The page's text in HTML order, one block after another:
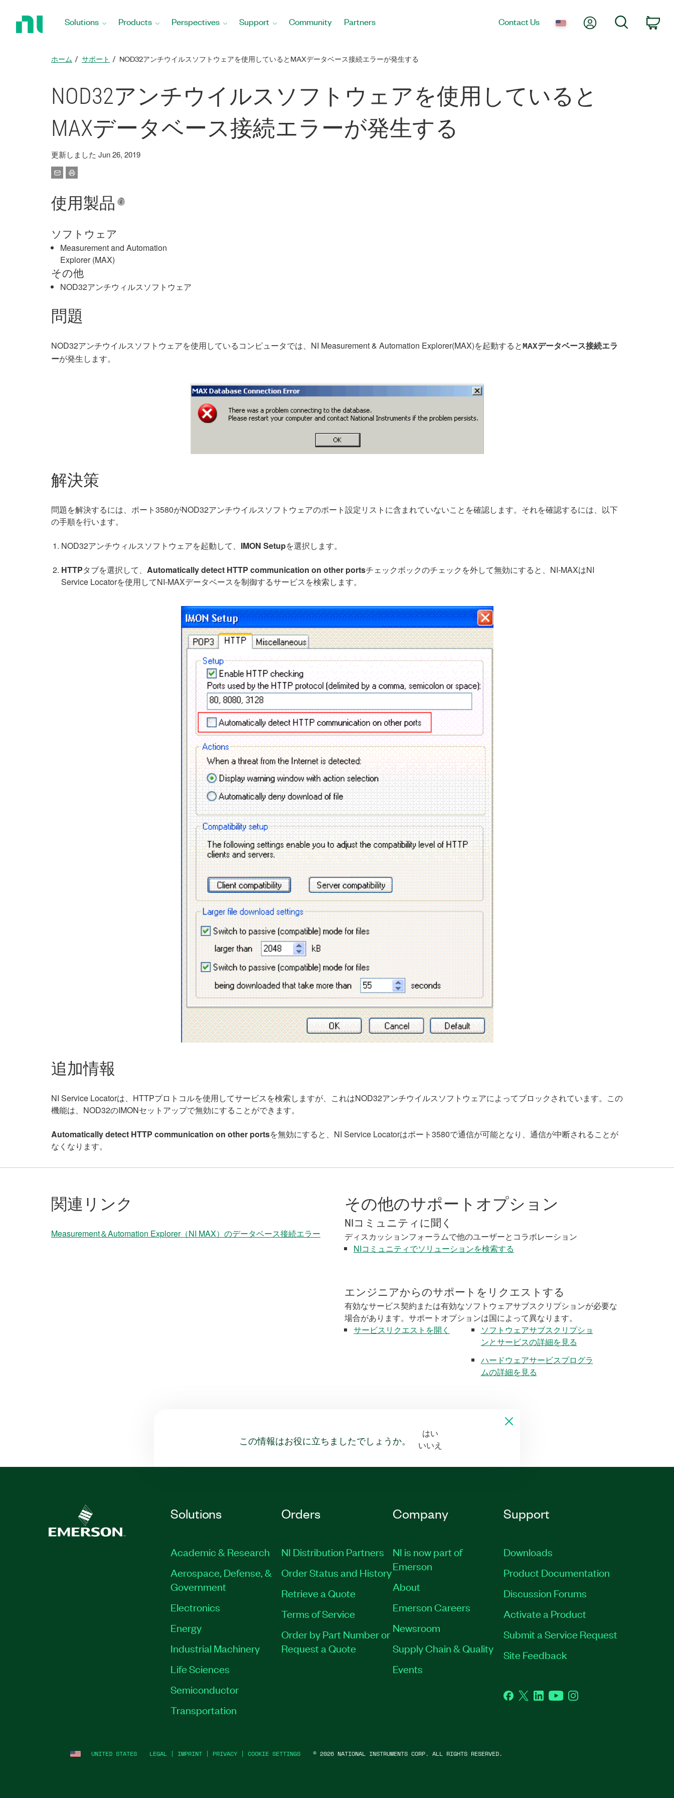
Solutions Products Perspectives Support Community Partners Contact Us My AccountSearch
ホーム サポート NOD32アンチウイルスソフトウェアを使用しているとMAXデータベース接続エラーが発生する
NOD32アンチウイルスソフトウェアを使用していると
MAXデータベース接続エラーが発生する
更新しました Jun 26, 2019
使用製品
ソフトウェア
Measurement and Automation
Explorer (MAX)
その他
NOD32アンチウィルスソフトウェア
問題
NOD32アンチウイルスソフトウェアを使用しているコンピュータでは、NI Measurement & Automation Explorer(MAX)を起動するとMAXデータベース接続エラ
ーが発生します。
解決策
問題を解決するには、ポート3580がNOD32アンチウイルスソフトウェアのポート設定リストに含まれていないことを確認します。それを確認するには、以下
の手順を行います。
NOD32アンチウィルスソフトウェアを起動して、 IMON Setupを選択します。
HTTPタブを選択して、 Automatically detect HTTP communication on other portsチェックボックのチェックを外して無効にすると、NI-MAXはNI
Service Locatorを使用してNI-MAXデータベースを制御するサービスを検索します。
追加情報
NI Service Locatorは、HTTPプロトコルを使用してサービスを検索しますが、これはNOD32アンチウイルスソフトウェアによってブロックされています。この
機能は、NOD32のIMONセットアップで無効にすることができます。
Automatically detect HTTP communication on other portsを無効にすると、NI Service Locatorはポート3580で通信が可能となり、通信が中断されることが
なくなります。
関連リンク
Measurement＆Automation Explorer（NI MAX）のデータベース接続エラー
その他のサポートオプション
NIコミュニティに聞く
ディスカッションフォーラムで他のユーザーとコラボレーション
NIコミュニティでソリューションを検索する
エンジニアからのサポートをリクエストする
有効なサービス契約または有効なソフトウェアサブスクリプションが必要な
場合があります。サポートオプションは国によって異なります。
サービスリクエストを開く
ソフトウェアサブスクリプショ
ンとサービスの詳細を見る
ハードウェアサービスプログラ
ムの詳細を見る
この情報はお役に立ちましたでしょうか。
はい
いいえ
Solutions
Academic & Research
Aerospace, Defense, &
Government
Electronics
Energy
Industrial Machinery
Life Sciences
Semiconductor
Transportation
Orders
NI Distribution Partners
Order Status and History
Retrieve a Quote
Terms of Service
Order by Part Number or
Request a Quote
Company
NI is now part of
Emerson
About
Emerson Careers
Newsroom
Supply Chain & Quality
Events
Support
Downloads
Product Documentation
Discussion Forums
Activate a Product
Submit a Service Request
Site Feedback
Facebook
TwitterLinkedInYouTubeInstagram
UNITED STATES LEGAL | IMPRINT | PRIVACY | COOKIE SETTINGS © 2026 NATIONAL INSTRUMENTS CORP. ALL RIGHTS RESERVED.